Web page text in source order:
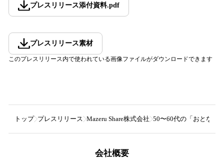
プレスリリース添付資料.pdf
プレスリリース素材
このプレスリリース内で使われている画像ファイルがダウンロードできます
トップ プレスリリース Mazeru Share株式会社 50〜60代の「おとな女
会社概要